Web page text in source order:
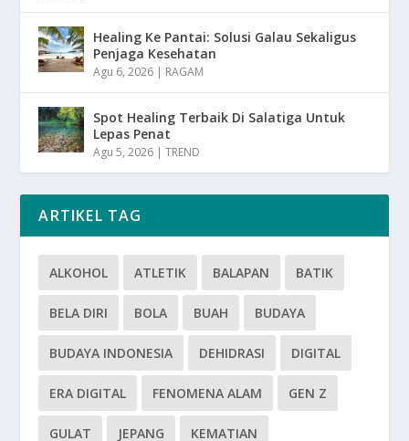
Healing Ke Pantai: Solusi Galau Sekaligus
Penjaga Kesehatan
Agu 6, 2026 | RAGAM
Spot Healing Terbaik Di Salatiga Untuk
Lepas Penat
Agu 5, 2026 |TREND
ARTIKEL TAG
ALKOHOL ATLETIK BALAPAN BATIK
BELA DIRI BOLA BUAH BUDAYA
BUDAYA INDONESIA DEHIDRASI DIGITAL
ERA DIGITAL FENOMENA ALAM GEN Z
GULAT JEPANG KEMATIAN